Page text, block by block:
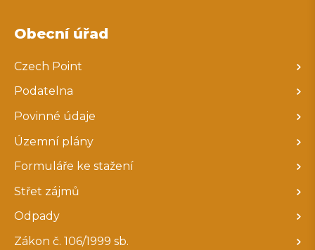
Obecní úřad
Czech Point
Podatelna
Povinné údaje
Územní plány
Formuláře ke stažení
Střet zájmů
Odpady
Zákon č. 106/1999 sb.